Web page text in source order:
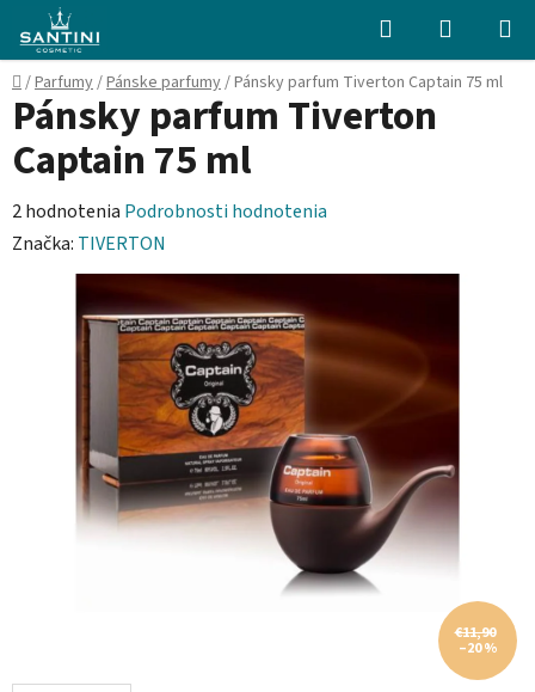
Prejsť
obsah
Hľadať
KOŠÍK
Domov
/Parfumy/Pánske parfumy/Pánsky parfum Tiverton Captain 75 ml
Pánsky parfum Tiverton
Captain 75 ml
Priemerné
hodnotenie
produktu
hviezdičiek.
2 hodnotenia Podrobnosti hodnotenia
Značka: TIVERTON
€11,90
–20 %